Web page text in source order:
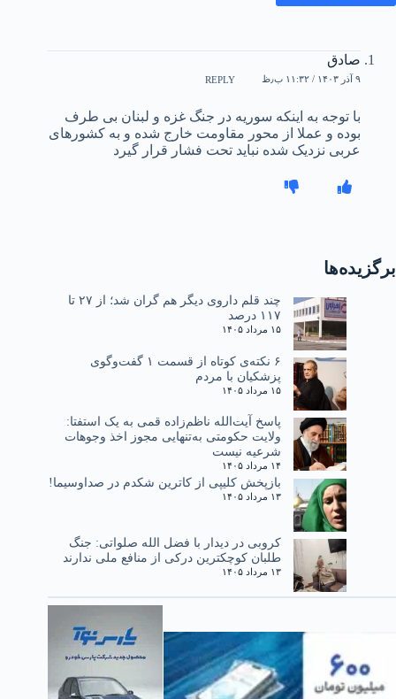
صادق
۹ آذر ۱۴۰۳ / ۱۱:۳۲ ب٫ظ REPLY
با توجه به اینکه سوریه در جنگ غزه و لبنان بی طرف
بوده و عملا از محور مقاومت خارج شده و به کشورهای
عربی نزدیک شده نباید تحت فشار قرار گیرد
برگزیده‌ها
چند قلم داروی دیگر هم گران شد؛ از ۲۷ تا
۱۱۷ درصد
۱۵ مرداد ۱۴۰۵
۶ نکته‌ی کوتاه از قسمت ۱ گفت‌وگوی
پزشکیان با مردم
۱۵ مرداد ۱۴۰۵
پاسخ آیت‌الله ناظم‌زاده قمی به یک استفتا:
ولایت حکومتی به‌تنهایی مجوز اخذ وجوهات
شرعیه نیست
۱۴ مرداد ۱۴۰۵
بازپخش کلیپی از کاترین شکدم در صداوسیما!
۱۳ مرداد ۱۴۰۵
کروبی در دیدار با فضل الله صلواتی: جنگ
طلبان کوچکترین درکی از منافع ملی ندارند
۱۳ مرداد ۱۴۰۵